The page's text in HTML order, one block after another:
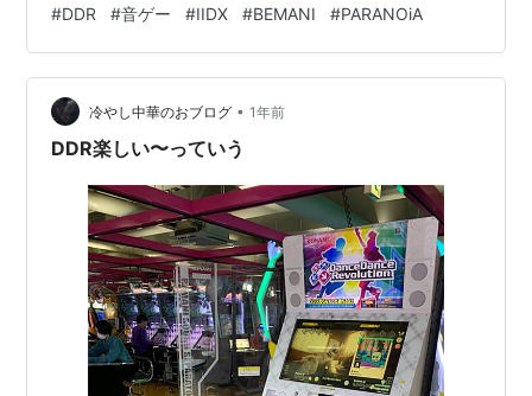
わ〜〜〜〜懐かし〜〜〜〜 とか思ってたらなんと
GITADORA Arena Model が入荷しているではありません
か‼️‼️‼️‼️‼️‼️‼️‼️‼️‼️‼️ （正直IIDXの新筐体が出た時も6台ある
弐寺のうち2台だけLMになって他は旧筐体のままだった
実績を持つゲ…
#DDR #音ゲー #IIDX #BEMANI #PARANOiA
冷やし中華のおブログ • 1年前
DDR楽しい〜っていう